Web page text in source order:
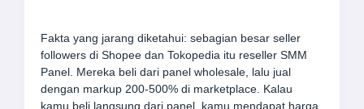
Fakta yang jarang diketahui: sebagian besar seller
followers di Shopee dan Tokopedia itu reseller SMM
Panel. Mereka beli dari panel wholesale, lalu jual
dengan markup 200-500% di marketplace. Kalau
kamu beli langsung dari panel, kamu mendapat harga